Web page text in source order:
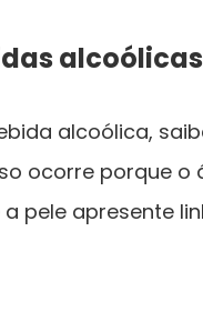
alcoólica,
ocorre porque
pele apresente